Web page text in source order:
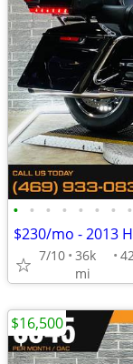
• • • • • • • •
7/10 36k
mi
$16,500